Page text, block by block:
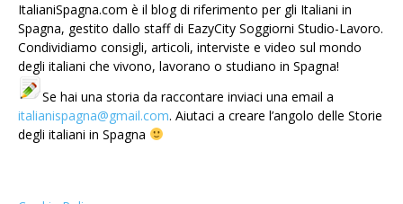
ItalianiSpagna.com è il blog di riferimento per gli Italiani in
Spagna, gestito dallo staff di EazyCity Soggiorni Studio-Lavoro.
Condividiamo consigli, articoli, interviste e video sul mondo
degli italiani che vivono, lavorano o studiano in Spagna!
Se hai una storia da raccontare inviaci una email a
italianispagna@gmail.com. Aiutaci a creare l’angolo delle Storie
degli italiani in Spagna